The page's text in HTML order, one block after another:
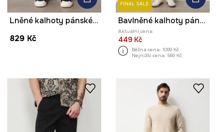
Lněné kalhoty pánské s páskem, melanž tmavomodrá barva
829 Kč
FINAL SALE
Bavlněné kalhoty pánské s elastanem, beze vzoru
Aktuální cena:
449 Kč
Běžná cena: 1099 Kč
Nejnižší cena: 569 Kč